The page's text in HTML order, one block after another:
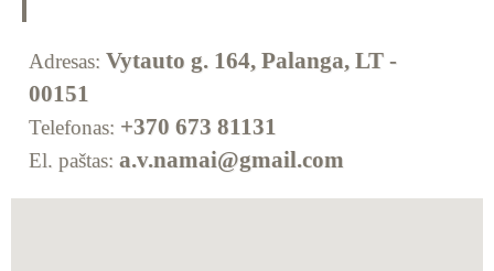
Adresas: Vytauto g. 164, Palanga, LT -
00151
Telefonas: +370 673 81131
El. paštas: a.v.namai@gmail.com